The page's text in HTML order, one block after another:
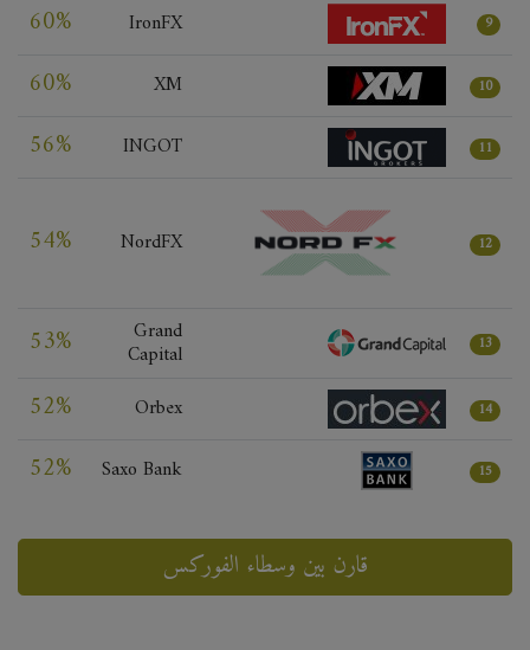
60% IronFX 9
60% XM 10
56% INGOT 11
54% NordFX 12
53% Grand
Capital 13
52% Orbex 14
52% Saxo Bank 15
قارن بين وسطاء الفوركس